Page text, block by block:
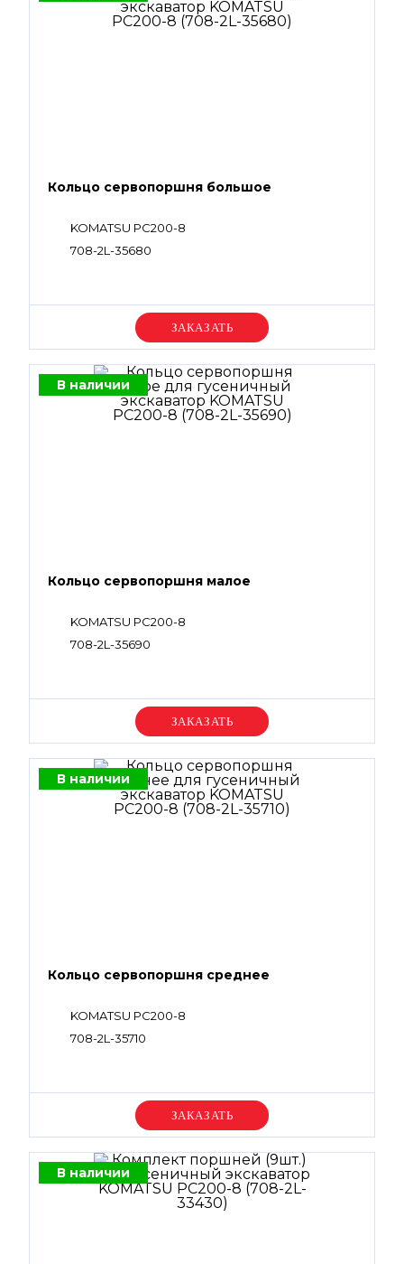
Кольцо сервопоршня большое
KOMATSU PC200-8
708-2L-35680
Уточняйте цену
В наличии
Кольцо сервопоршня малое
KOMATSU PC200-8
708-2L-35690
Уточняйте цену
В наличии
Кольцо сервопоршня среднее
KOMATSU PC200-8
708-2L-35710
Уточняйте цену
В наличии